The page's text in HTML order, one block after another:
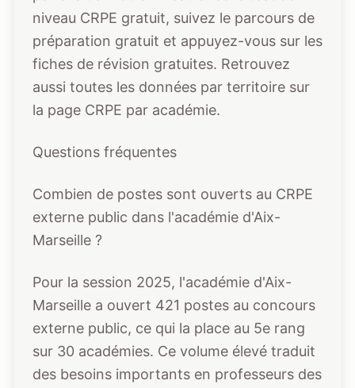
niveau CRPE gratuit, suivez le parcours de
préparation gratuit et appuyez-vous sur les
fiches de révision gratuites. Retrouvez
aussi toutes les données par territoire sur
la page CRPE par académie.
Questions fréquentes
Combien de postes sont ouverts au CRPE
externe public dans l'académie d'Aix-
Marseille ?
Pour la session 2025, l'académie d'Aix-
Marseille a ouvert 421 postes au concours
externe public, ce qui la place au 5e rang
sur 30 académies. Ce volume élevé traduit
des besoins importants en professeurs des